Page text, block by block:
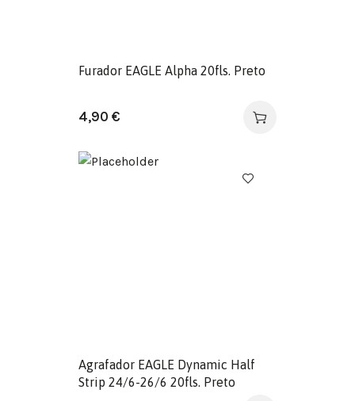
Furador EAGLE Alpha 20fls. Preto
4,90 €
Agrafador EAGLE Dynamic Half
Strip 24/6-26/6 20fls. Preto